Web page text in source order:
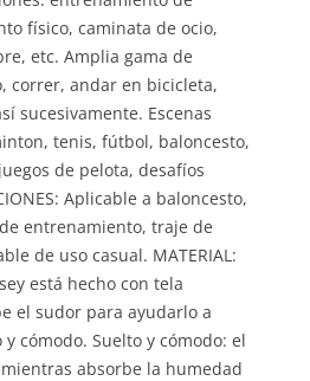
físico, caminata de ocio,
etc. Amplia gama de
correr, andar en bicicleta,
sucesivamente. Escenas
tenis, fútbol, baloncesto,
de pelota, desafíos
Aplicable a baloncesto,
entrenamiento, traje de
de uso casual. MATERIAL:
está hecho con tela
el sudor para ayudarlo a
cómodo. Suelto y cómodo: el
absorbe la humedad